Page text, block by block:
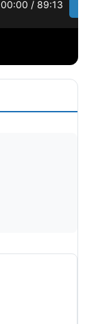
00:00 / 89:13